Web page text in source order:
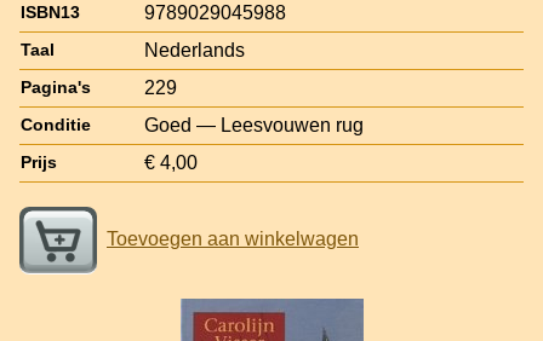
ISBN13 9789029045988
Taal Nederlands
Pagina's 229
Conditie Goed — Leesvouwen rug
Prijs € 4,00
Toevoegen aan winkelwagen